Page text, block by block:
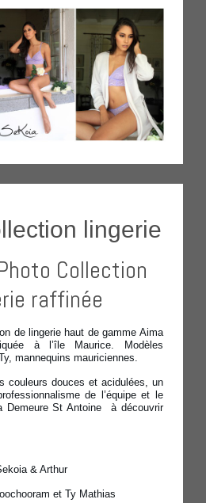
lingerie
Collection
raffinée
de lingerie haut de gamme Aima
à l’île Maurice. Modèles
mannequins mauriciennes.
couleurs douces et acidulées, un
de l’équipe et le
Demeure St Antoine à découvrir
& Arthur
et Ty Mathias